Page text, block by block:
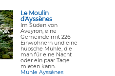
Le Moulin
d'Ayssènes
Im Süden von
Aveyron, eine
Gemeinde mit 226
Einwohnern und eine
hübsche Mühle, die
man für eine Nacht
oder ein paar Tage
mieten kann.
Mühle Ayssènes